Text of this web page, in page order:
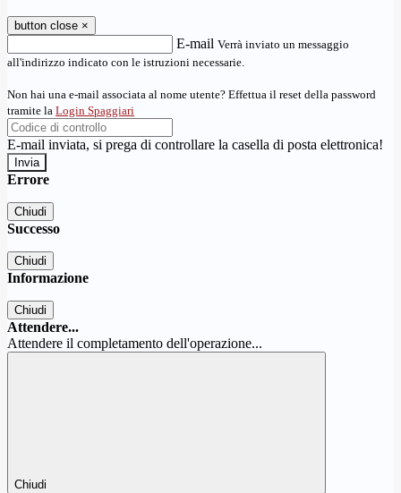
button close ×
E-mail Verrà inviato un messaggio
all'indirizzo indicato con le istruzioni necessarie.
Non hai una e-mail associata al nome utente? Effettua il reset della password
tramite la Login Spaggiari
E-mail inviata, si prega di controllare la casella di posta elettronica!
Errore
Chiudi
Successo
Chiudi
Informazione
Chiudi
Attendere...
Attendere il completamento dell'operazione...
Chiudi